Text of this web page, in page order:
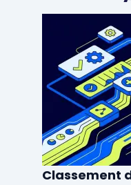
Classement